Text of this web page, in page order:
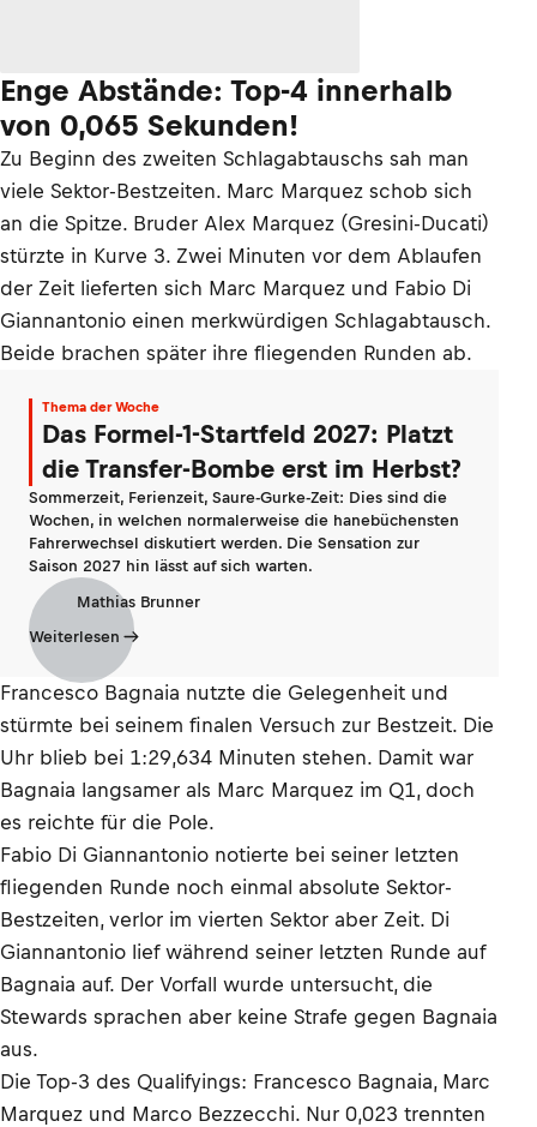
Enge Abstände: Top-4 innerhalb
von 0,065 Sekunden!
Zu Beginn des zweiten Schlagabtauschs sah man
viele Sektor-Bestzeiten. Marc Marquez schob sich
an die Spitze. Bruder Alex Marquez (Gresini-Ducati)
stürzte in Kurve 3. Zwei Minuten vor dem Ablaufen
der Zeit lieferten sich Marc Marquez und Fabio Di
Giannantonio einen merkwürdigen Schlagabtausch.
Beide brachen später ihre fliegenden Runden ab.
Thema der Woche
Das Formel-1-Startfeld 2027: Platzt
die Transfer-Bombe erst im Herbst?
Sommerzeit, Ferienzeit, Saure-Gurke-Zeit: Dies sind die
Wochen, in welchen normalerweise die hanebüchensten
Fahrerwechsel diskutiert werden. Die Sensation zur
Saison 2027 hin lässt auf sich warten.
Mathias Brunner
Weiterlesen
Francesco Bagnaia nutzte die Gelegenheit und
stürmte bei seinem finalen Versuch zur Bestzeit. Die
Uhr blieb bei 1:29,634 Minuten stehen. Damit war
Bagnaia langsamer als Marc Marquez im Q1, doch
es reichte für die Pole.
Fabio Di Giannantonio notierte bei seiner letzten
fliegenden Runde noch einmal absolute Sektor-
Bestzeiten, verlor im vierten Sektor aber Zeit. Di
Giannantonio lief während seiner letzten Runde auf
Bagnaia auf. Der Vorfall wurde untersucht, die
Stewards sprachen aber keine Strafe gegen Bagnaia
aus.
Die Top-3 des Qualifyings: Francesco Bagnaia, Marc
Marquez und Marco Bezzecchi. Nur 0,023 trennten